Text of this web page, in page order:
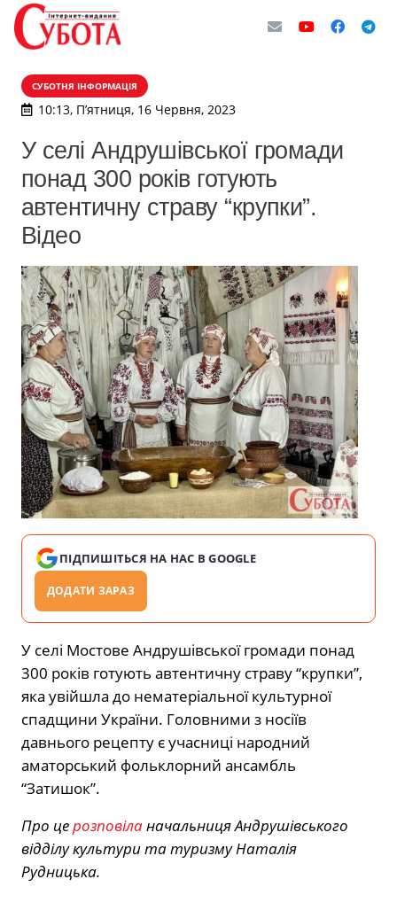
СУБОТНЯ ІНФОРМАЦІЯ
10:13, П’ятниця, 16 Червня, 2023
У селі Андрушівської громади
понад 300 років готують
автентичну страву “крупки”.
Відео
ПІДПИШІТЬСЯ НА НАС В GOOGLE
ДОДАТИ ЗАРАЗ
У селі Мостове Андрушівської громади понад
300 років готують автентичну страву “крупки”,
яка увійшла до нематеріальної культурної
спадщини України. Головними з носіїв
давнього рецепту є учасниці народний
аматорський фольклорний ансамбль
“Затишок”.
Про церозповіланачальниця Андрушівського
відділу культури та туризму Наталія
Рудницька.